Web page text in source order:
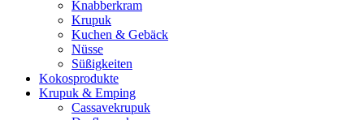
Knabberkram
Krupuk
Kuchen & Gebäck
Nüsse
Süßigkeiten
Kokosprodukte
Krupuk & Emping
Cassavekrupuk